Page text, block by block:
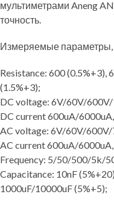
мультиметрами Aneng
точность.
Измеряемые параметры,
Resistance: 600
(1.5%+3);
DC voltage: 6V/60V/
DC current 600uA/
AC voltage: 6V/60V/600V/
AC current 600uA/
Frequency: 5/50/500/5k/
Capacitance: 10nF
1000uF/10000uF (5%+5);